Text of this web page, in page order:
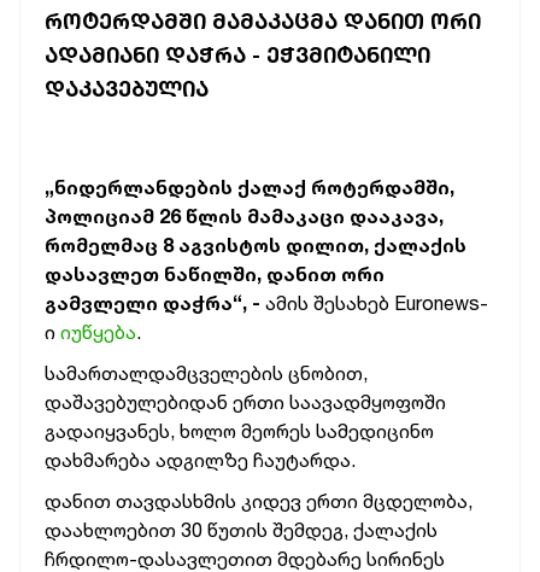
ᲠᲝᲢᲔᲠᲓᲐᲛᲨᲘ ᲛᲐᲛᲐᲙᲐᲪᲛᲐ ᲓᲐᲜᲘᲗ ᲝᲠᲘ
ᲐᲓᲐᲛᲘᲐᲜᲘ ᲓᲐᲭᲠᲐ - ᲔᲭᲕᲛᲘᲢᲐᲜᲘᲚᲘ
ᲓᲐᲙᲐᲕᲔᲑᲣᲚᲘᲐ
„ნიდერლანდების ქალაქ როტერდამში,
პოლიციამ 26 წლის მამაკაცი დააკავა,
რომელმაც 8 აგვისტოს დილით, ქალაქის
დასავლეთ ნაწილში, დანით ორი
გამვლელი დაჭრა“, - ამის შესახებ Euronews-
ი იუწყება.
სამართალდამცველების ცნობით,
დაშავებულებიდან ერთი საავადმყოფოში
გადაიყვანეს, ხოლო მეორეს სამედიცინო
დახმარება ადგილზე ჩაუტარდა.
დანით თავდასხმის კიდევ ერთი მცდელობა,
დაახლოებით 30 წუთის შემდეგ, ქალაქის
ჩრდილო-დასავლეთით მდებარე სირინეს